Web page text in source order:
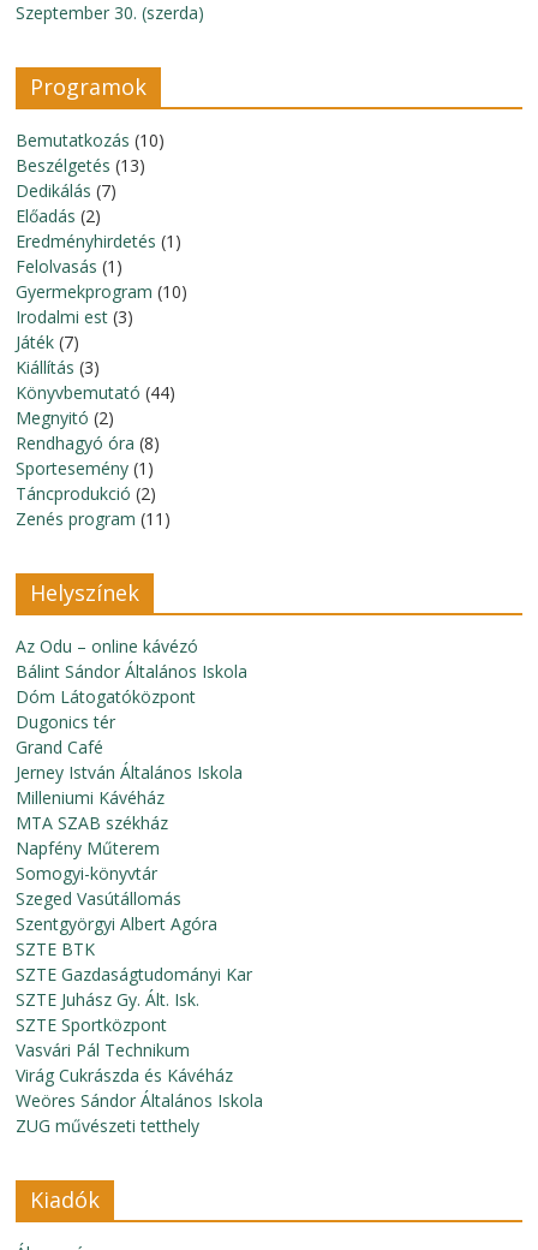
Szeptember 30. (szerda)
Programok
Bemutatkozás (10)
Beszélgetés (13)
Dedikálás (7)
Előadás (2)
Eredményhirdetés (1)
Felolvasás (1)
Gyermekprogram (10)
Irodalmi est (3)
Játék (7)
Kiállítás (3)
Könyvbemutató (44)
Megnyitó (2)
Rendhagyó óra (8)
Sportesemény (1)
Táncprodukció (2)
Zenés program (11)
Helyszínek
Az Odu – online kávézó
Bálint Sándor Általános Iskola
Dóm Látogatóközpont
Dugonics tér
Grand Café
Jerney István Általános Iskola
Milleniumi Kávéház
MTA SZAB székház
Napfény Műterem
Somogyi-könyvtár
Szeged Vasútállomás
Szentgyörgyi Albert Agóra
SZTE BTK
SZTE Gazdaságtudományi Kar
SZTE Juhász Gy. Ált. Isk.
SZTE Sportközpont
Vasvári Pál Technikum
Virág Cukrászda és Kávéház
Weöres Sándor Általános Iskola
ZUG művészeti tetthely
Kiadók